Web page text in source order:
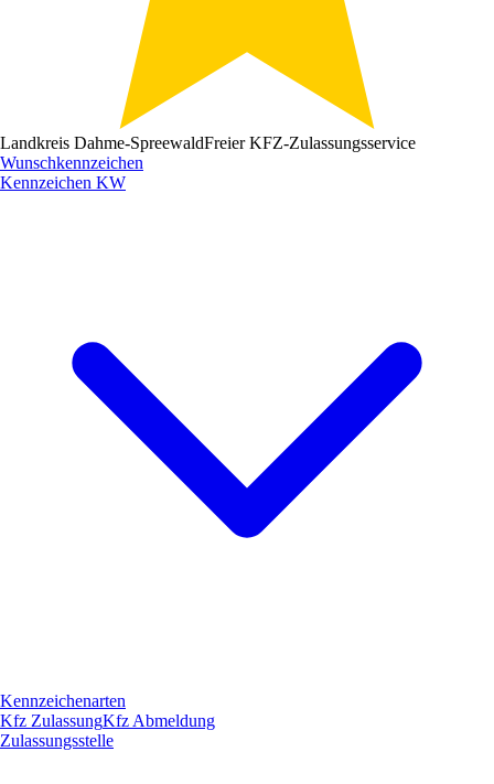
Landkreis Dahme-SpreewaldFreier KFZ-Zulassungsservice
Wunschkennzeichen
Kennzeichen KW
Kennzeichenarten
Kfz ZulassungKfz Abmeldung
Zulassungsstelle